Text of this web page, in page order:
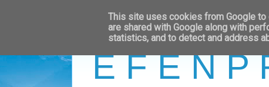
E F E N
This site uses cookies from Google
are shared with Google along with
statistics, and to detect and address